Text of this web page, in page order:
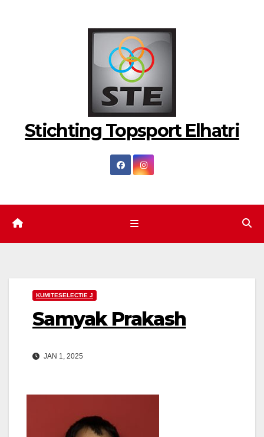
Stichting Topsport Elhatri
KUMITESELECTIE J
Samyak Prakash
JAN 1, 2025